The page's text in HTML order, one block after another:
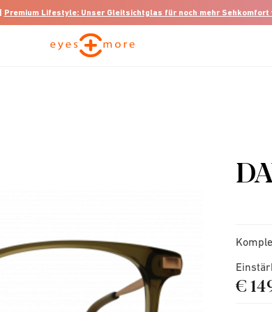
Premium Lifestyle: Unser Gleitsichtglas für noch mehr Sehkomfort
€